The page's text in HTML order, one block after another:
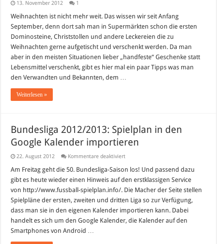
13. November 2012 1
Weihnachten ist nicht mehr weit. Das wissen wir seit Anfang
September, denn dort sah man in Supermärkten schon die ersten
Dominosteine, Christstollen und andere Leckereien die zu
Weihnachten gerne aufgetischt und verschenkt werden. Da man
aber in den meisten Situationen lieber „handfeste“ Geschenke statt
Lebensmittel verschenkt, gibt es hier mal ein paar Tipps was man
den Verwandten und Bekannten, dem …
Weiterlesen »
Bundesliga 2012/2013: Spielplan in den
Google Kalender importieren
22. August 2012 Kommentare deaktiviertfür
2012/2013:
in
den
Google
Kalender
importieren
Am Freitag geht die 50. Bundesliga-Saison los! Und passend dazu
gibt es heute wieder einen Hinweis auf den erstklassigen Service
von http://www.fussball-spielplan.info/. Die Macher der Seite stellen
Spielpläne der ersten, zweiten und dritten Liga so zur Verfügung,
dass man sie in den eigenen Kalender importieren kann. Dabei
handelt es sich um den Google Kalender, die Kalender auf den
Smartphones von Android …